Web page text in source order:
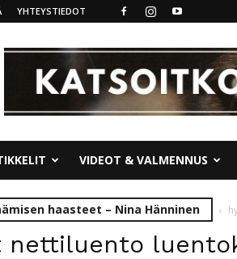
YHTEYSTIEDOT
VIDEOT & VALMENNUS
haasteet – Nina Hänninen
nettiluento